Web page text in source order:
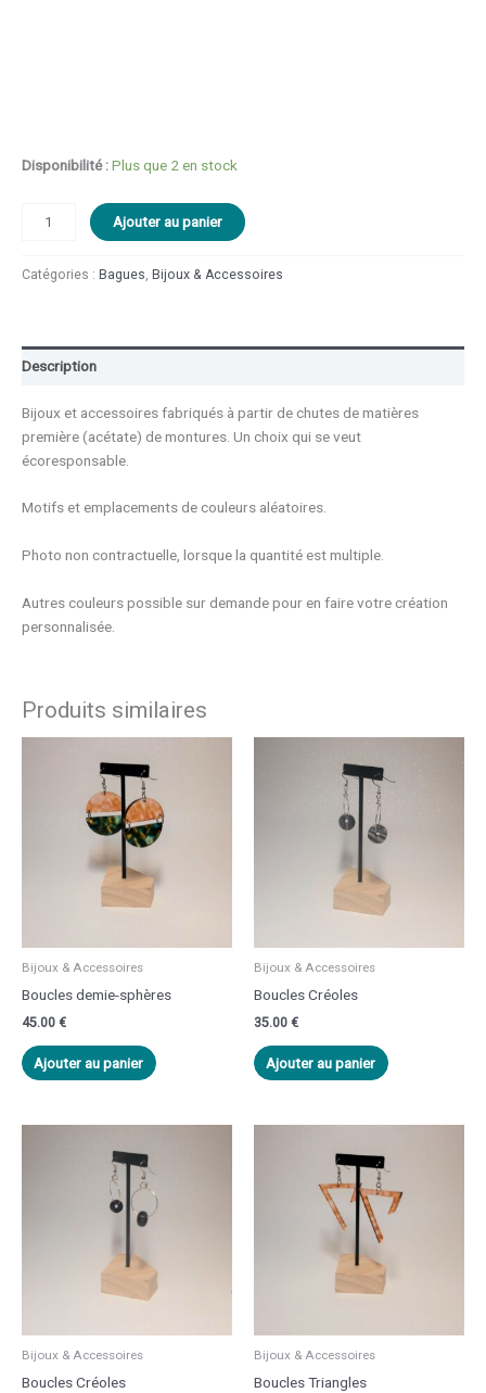
Disponibilité :Plus que 2 en stock
Ajouter au panier
Catégories : Bagues, Bijoux & Accessoires
Description
Bijoux et accessoires fabriqués à partir de chutes de matières
première (acétate) de montures. Un choix qui se veut
écoresponsable.
Motifs et emplacements de couleurs aléatoires.
Photo non contractuelle, lorsque la quantité est multiple.
Autres couleurs possible sur demande pour en faire votre création
personnalisée.
Produits similaires
Bijoux & Accessoires
Boucles demie-sphères
45.00 €
Ajouter au panier
Bijoux & Accessoires
Boucles Créoles
35.00 €
Ajouter au panier
Bijoux & Accessoires
Boucles Créoles
Bijoux & Accessoires
Boucles Triangles